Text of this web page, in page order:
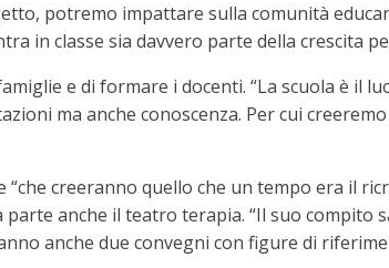
potremo impattare sulla comunità
in classe sia davvero parte della crescita
e di formare i docenti. “La scuola è il
ma anche conoscenza. Per cui
creeranno quello che un tempo era il
anche il teatro terapia. “Il suo compito
anche due convegni con figure di